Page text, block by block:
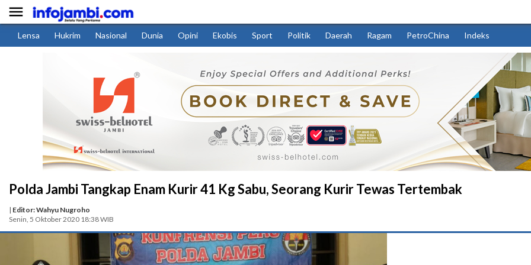

Lensa Hukrim Nasional Dunia Opini Ekobis Sport Politik Daerah Ragam PetroChina Indeks
Polda Jambi Tangkap Enam Kurir 41 Kg Sabu, Seorang Kurir Tewas Tertembak
| Editor: Wahyu Nugroho
Senin, 5 Oktober 2020 18:38 WIB